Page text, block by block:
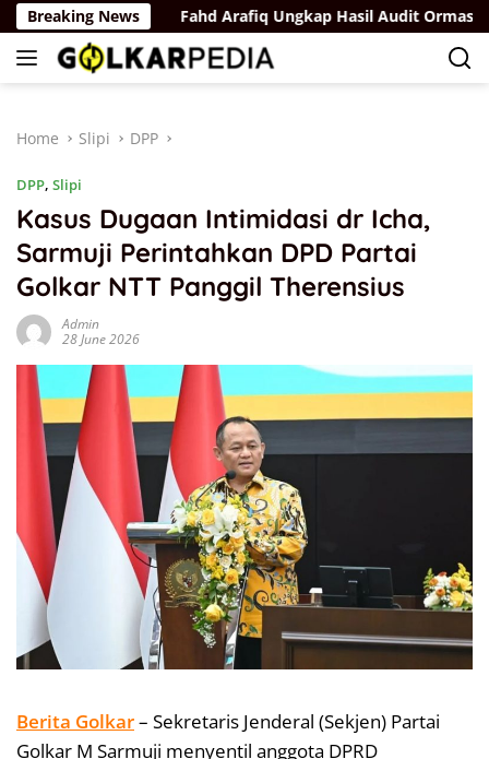
Skip
to
content
Breaking News
2029 Fahd Arafiq Ungkap Hasil Audit Ormas Partai
Home Slipi DPP
DPP, Slipi
Kasus Dugaan Intimidasi dr Icha,
Sarmuji Perintahkan DPD Partai
Golkar NTT Panggil Therensius
Admin
28 June 2026
Berita Golkar– Sekretaris Jenderal (Sekjen) Partai
Golkar M Sarmuji menyentil anggota DPRD